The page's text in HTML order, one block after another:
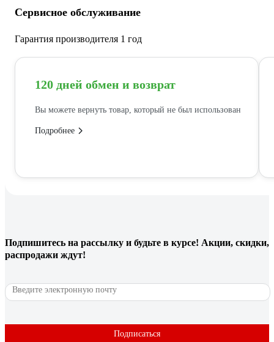
Сервисное обслуживание
Гарантия производителя 1 год
120 дней обмен и возврат
Вы можете вернуть товар, который не был использован
Подробнее
Подпишитесь на рассылку и будьте в курсе! Акции, скидки,
распродажи ждут!
Подписаться